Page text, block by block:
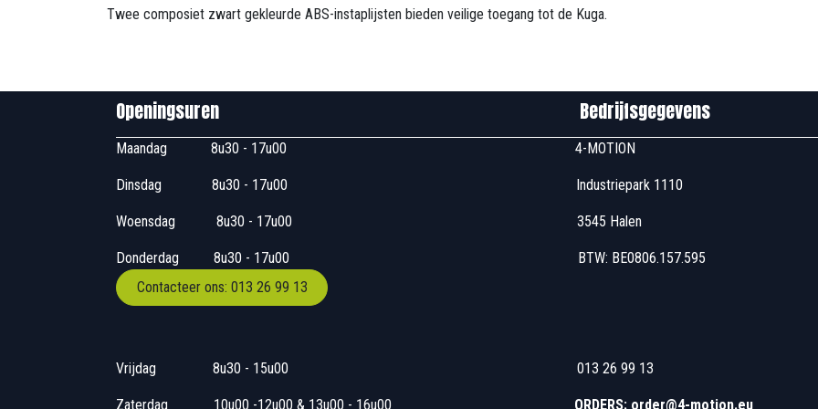
Twee composiet zwart gekleurde ABS-instaplijsten bieden veilige toegang tot de Kuga.
Openingsuren Bedrijfsgegevens
Maandag ​8u30 - 17u00 4-MOTION
Dinsdag ​8u30 - 17u00 Industriepark 1110
Woensdag ​​​ 8u30 - 17u00 3545 Halen
Donderdag
​​8u30 - 17u00 BTW:
Contacteer ons: 013 26 99 13
Vrijdag ​8u30 - 15u00 013 26 99 13
Zaterdag ​10u00 -12u00 & 13u00 - 16u00 ORDERS: order@4-motion.eu